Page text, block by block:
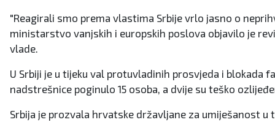
"Reagirali smo prema vlastima Srbije vrlo jasno o
ministarstvo vanjskih i europskih poslova objavilo je
vlade.
U Srbiji je u tijeku val protuvladinih prosvjeda i blokada
nadstrešnice poginulo 15 osoba, a dvije su teško
Srbija je prozvala hrvatske državljane za umiješanost